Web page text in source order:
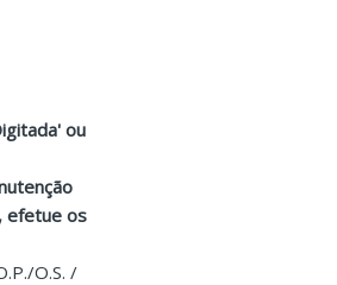
ou
efetue os
O.S. /